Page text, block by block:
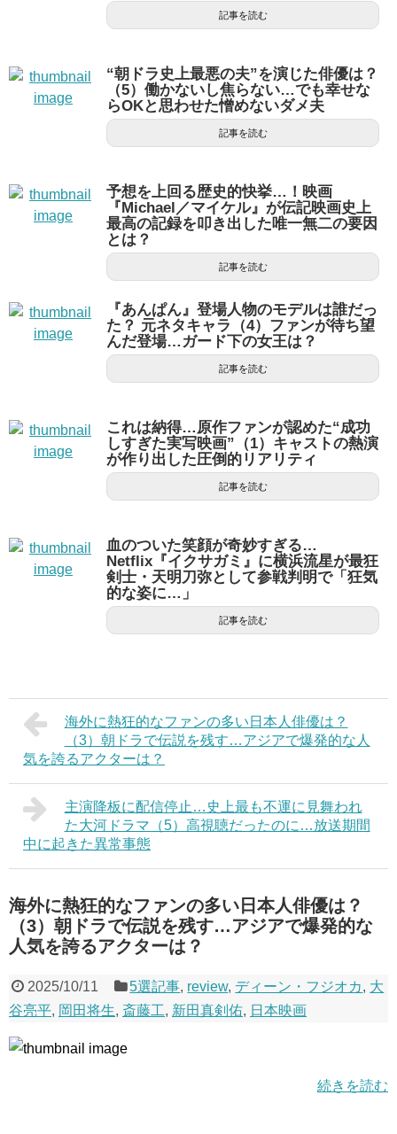
記事を読む
“朝ドラ史上最悪の夫”を演じた俳優は？
（5）働かないし焦らない…でも幸せな
らOKと思わせた憎めないダメ夫
記事を読む
予想を上回る歴史的快挙…！映画
『Michael／マイケル』が伝記映画史上
最高の記録を叩き出した唯一無二の要因
とは？
記事を読む
『あんぱん』登場人物のモデルは誰だっ
た？ 元ネタキャラ（4）ファンが待ち望
んだ登場…ガード下の女王は？
記事を読む
これは納得…原作ファンが認めた“成功
しすぎた実写映画”（1）キャストの熱演
が作り出した圧倒的リアリティ
記事を読む
血のついた笑顔が奇妙すぎる…
Netflix『イクサガミ』に横浜流星が最狂
剣士・天明刀弥として参戦判明で「狂気
的な姿に…」
記事を読む
海外に熱狂的なファンの多い日本人俳優は？
（3）朝ドラで伝説を残す…アジアで爆発的な人
気を誇るアクターは？
主演降板に配信停止…史上最も不運に見舞われ
た大河ドラマ（5）高視聴だったのに…放送期間
中に起きた異常事態
海外に熱狂的なファンの多い日本人俳優は？
（3）朝ドラで伝説を残す…アジアで爆発的な
人気を誇るアクターは？
2025/10/11 5選記事, review, ディーン・フジオカ, 大
谷亮平, 岡田将生, 斎藤工, 新田真剣佑, 日本映画
続きを読む